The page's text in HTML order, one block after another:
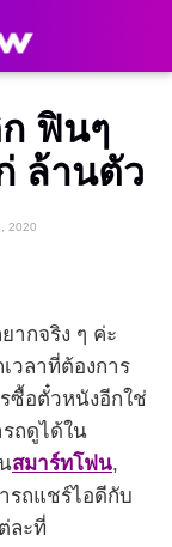
ฟินๆ
ล้านตัว
2020
ากจริง ๆ ค่ะ
วลาที่ต้องการ
ซื้อตั๋วหนังอีกใช่
ถดูได้ใน
สมาร์ทโฟน,
รถแชร์ไอดีกับ
ละที่